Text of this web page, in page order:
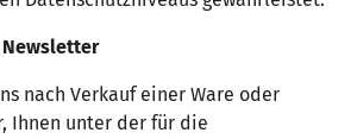
nach Verkauf einer Ware oder
Ihnen unter der für die